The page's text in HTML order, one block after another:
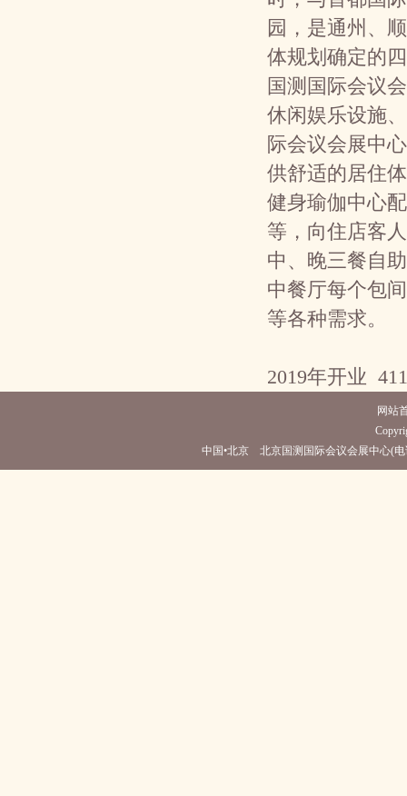
园，是通州、
体规划确定的
国测国际会议
休闲娱乐设施
际会议会展中
供舒适的居住
健身瑜伽中心
等，向住店客
中、晚三餐自
中餐厅每个包
等各种需求。
2019年开业
网站
中国•北京 北京国测国际会议会展中心(电